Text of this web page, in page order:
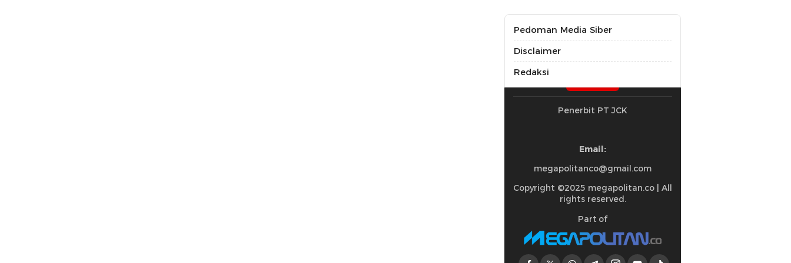
Pedoman Media Siber
Disclaimer
Redaksi
Penerbit PT JCK
Email:
megapolitanco@gmail.com
Copyright ©2025 megapolitan.co | All
rights reserved.
Part of